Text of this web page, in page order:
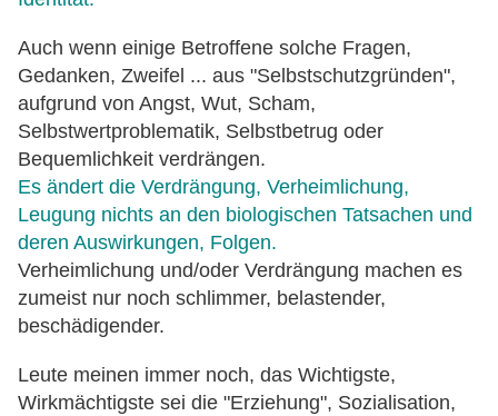
Auch wenn einige Betroffene solche Fragen,
Gedanken, Zweifel ... aus "Selbstschutzgründen",
aufgrund von Angst, Wut, Scham,
Selbstwertproblematik, Selbstbetrug oder
Bequemlichkeit verdrängen.
Es ändert die Verdrängung, Verheimlichung,
Leugung nichts an den biologischen Tatsachen und
deren Auswirkungen, Folgen.
Verheimlichung und/oder Verdrängung machen es
zumeist nur noch schlimmer, belastender,
beschädigender.
Leute meinen immer noch, das Wichtigste,
Wirkmächtigste sei die "Erziehung", Sozialisation,